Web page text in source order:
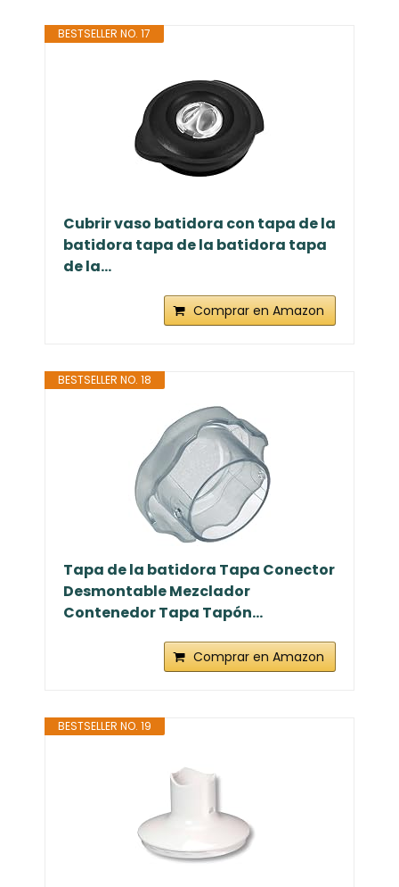
BESTSELLER NO. 17
Cubrir vaso batidora con tapa de la
batidora tapa de la batidora tapa
de la...
Comprar en Amazon
BESTSELLER NO. 18
Tapa de la batidora Tapa Conector
Desmontable Mezclador
Contenedor Tapa Tapón...
Comprar en Amazon
BESTSELLER NO. 19